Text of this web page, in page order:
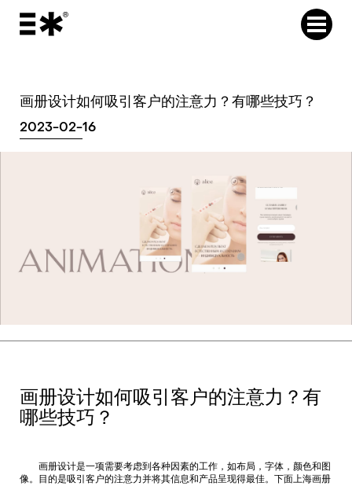
画册设计如何吸引客户的注意力？有哪些技巧？
2023-02-16
画册设计如何吸引客户的注意力？有
哪些技巧？
画册设计是一项需要考虑到各种因素的工作，如布局，字体，颜色和图
像。目的是吸引客户的注意力并将其信息和产品呈现得最佳。下面上海画册